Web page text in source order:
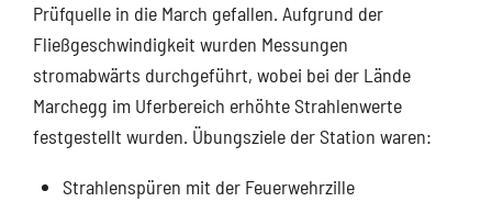
Prüfquelle in die March gefallen. Aufgrund der
Fließgeschwindigkeit wurden Messungen
stromabwärts durchgeführt, wobei bei der Lände
Marchegg im Uferbereich erhöhte Strahlenwerte
festgestellt wurden. Übungsziele der Station waren:
Strahlenspüren mit der Feuerwehrzille